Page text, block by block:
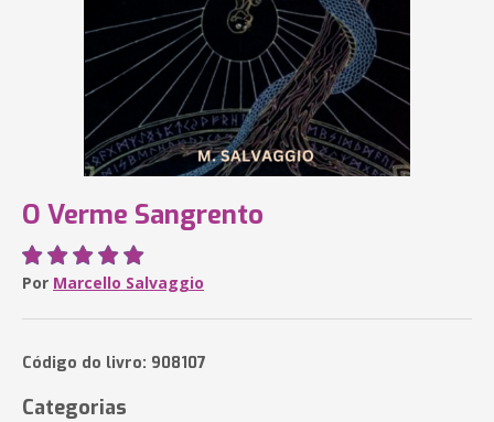
O Verme Sangrento
Por Marcello Salvaggio
Código do livro: 908107
Categorias